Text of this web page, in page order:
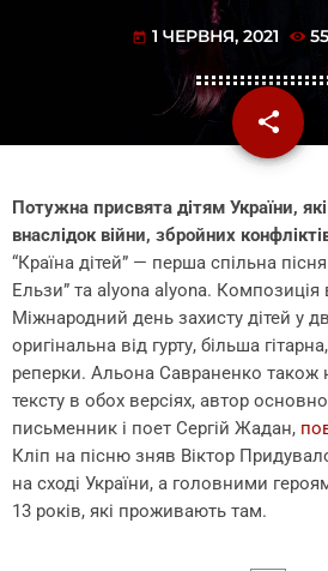
today 1 ЧЕРВНЯ, 2021
share
email
Потужна присвята дітям України,
внаслідок війни, збройних
“Країна дітей” — перша спільна
Ельзи” та alyona alyona.
Міжнародний день захисту дітей у
оригінальна від гурту, більша
реперки. Альона Савраненко також
тексту в обох версіях, автор
письменник і поет Сергій Жадан,
Кліп на пісню зняв Віктор
на сході України, а головними
13 років, які проживають там.